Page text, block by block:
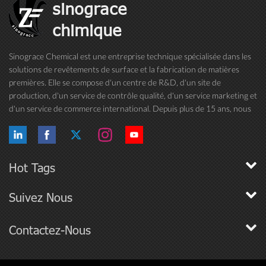
pulvérisation -wet-628, lorsqu'il est utilisé comme
adjuvant du côté du réservoir, peut être utilisé
pour améliorer la couverture de pulvérisation,
réduction du volume de pulvérisation. L'adjuvant
de pulvérisation wet-628 est le plus efficace
comme adjuvant du côté du réservoir lorsque les
mélanges de pulvérisation sont 1) dans un
intervalle de pH de 5-8, et 2) utilisé dans les 24
pulvérisation élevés, associés à des taux élevés
d'agents tensioactifs, ne sont pas requis pour
à faible volume à des taux compris entre 0,025%
sinograce
chimique
Sinograce Chemical est une entreprise technique spécialisée dans les
solutions de revêtements de surface et la fabrication de matières
premières. Elle se compose d'un centre de R&D, d'un site de
production, d'un service de contrôle qualité, d'un service marketing et
d'un service de commerce international. Depuis plus de 15 ans, nous
Hot Tags
Suivez Nous
Contactez-Nous